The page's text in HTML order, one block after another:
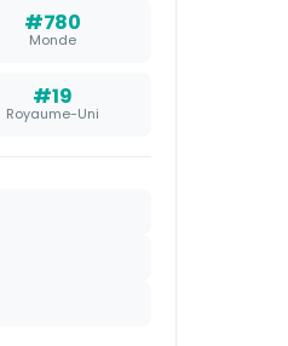
#780
Monde
#19
Royaume-Uni